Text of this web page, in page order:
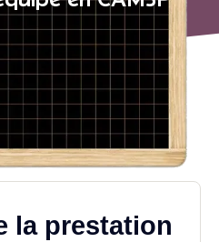
la prestation